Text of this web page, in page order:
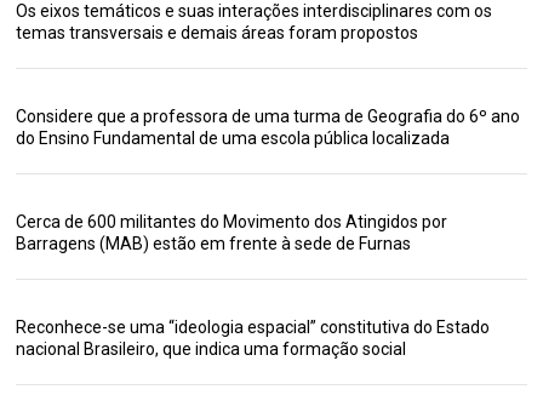
Os eixos temáticos e suas interações interdisciplinares com os
temas transversais e demais áreas foram propostos
Considere que a professora de uma turma de Geografia do 6º ano
do Ensino Fundamental de uma escola pública localizada
Cerca de 600 militantes do Movimento dos Atingidos por
Barragens (MAB) estão em frente à sede de Furnas
Reconhece-se uma “ideologia espacial” constitutiva do Estado
nacional Brasileiro, que indica uma formação social